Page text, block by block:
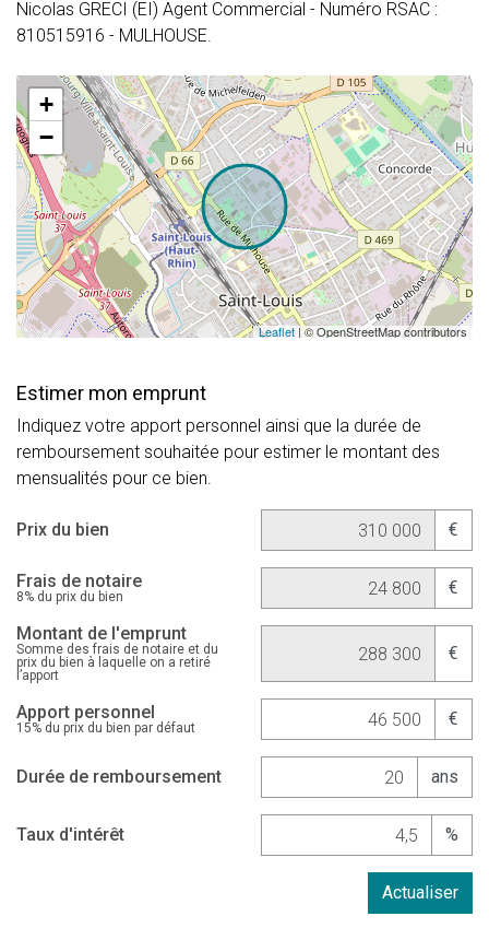
Nicolas GRECI (EI) Agent Commercial - Numéro RSAC :
810515916 - MULHOUSE.
+
−
Leaflet| © OpenStreetMap contributors
Estimer mon emprunt
Indiquez votre apport personnel ainsi que la durée de
remboursement souhaitée pour estimer le montant des
mensualités pour ce bien.
Prix du bien €
Apport personnel
15% du prix du bien par défaut €
Frais de notaire
8% du prix du bien €
Durée de remboursement ans
Montant de l'emprunt
Somme des frais de notaire et du
prix du bien à laquelle on a retiré
l’apport
€
Taux d'intérêt %
Actualiser